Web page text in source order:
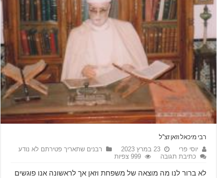
רבי מיכאל וזאן זצ"ל
יוסי פרי 23 במרץ 2023
רבנים שתאריך פטירתם לא נודע
כתיבת תגובה
999 צפיות
לא ברור לנו מה מוצאה של משפחת וזאן אך לראשונה אנו פוגשים